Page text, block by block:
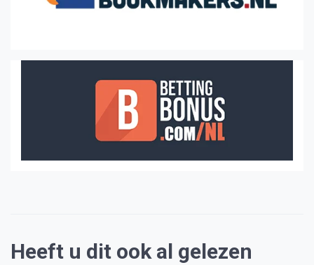
Heeft u dit ook al gelezen